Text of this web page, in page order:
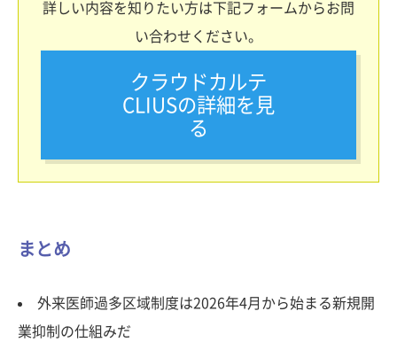
詳しい内容を知りたい方は下記フォームからお問
い合わせください。
クラウドカルテ
CLIUSの詳細を見
る
まとめ
外来医師過多区域制度は2026年4月から始まる新規開
業抑制の仕組みだ